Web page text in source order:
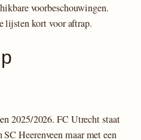
voorbeschouwingen.
kort voor aftrap.
2025/2026. FC Utrecht staat
Heerenveen maar met een